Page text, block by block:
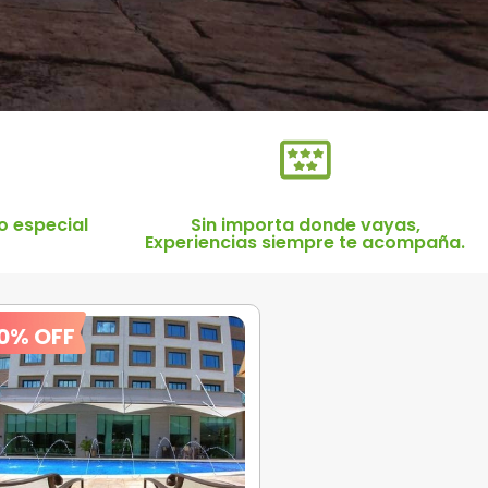
especial Sin importa donde vayas,
Experiencias siempre te acompaña.
OFF